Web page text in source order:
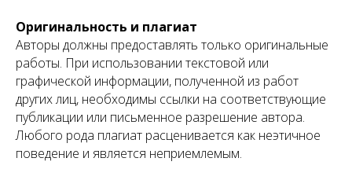
Оригинальность и плагиат
Авторы должны предоставлять только оригинальные
работы. При использовании текстовой или
графической информации, полученной из работ
других лиц, необходимы ссылки на соответствующие
публикации или письменное разрешение автора.
Любого рода плагиат расценивается как неэтичное
поведение и является неприемлемым.